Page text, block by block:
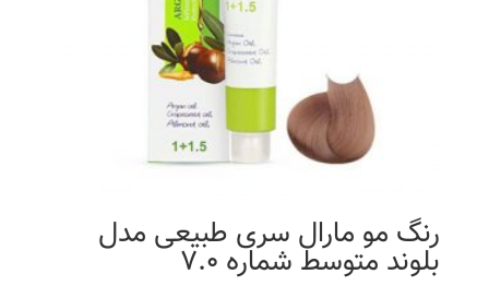
رنگ مو مارال سری طبیعی مدل
بلوند متوسط شماره 7.0